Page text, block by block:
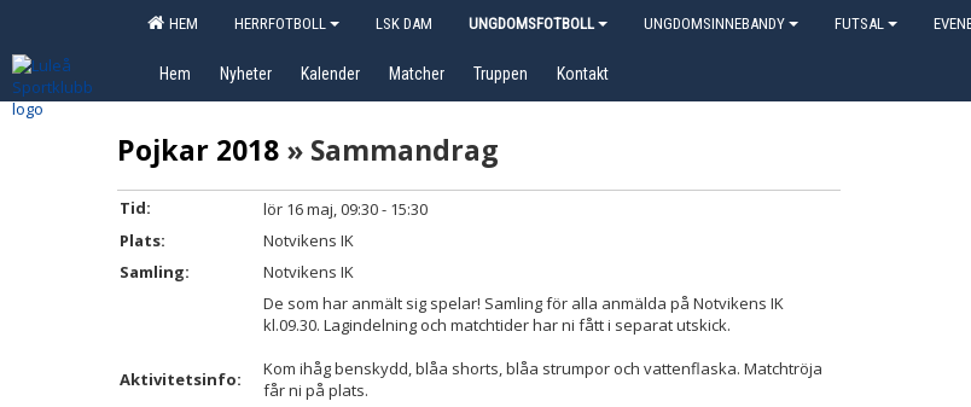
HEM HERRFOTBOLL LSK DAM UNGDOMSFOTBOLL UNGDOMSINNEBANDY FUTSAL
Hem Nyheter Kalender Matcher Truppen Kontakt
Pojkar 2018 » Sammandrag
Tid:
lör 16 maj, 09:30 - 15:30
Plats:
Notvikens IK
Samling:
Notvikens IK
Aktivitetsinfo:
De som har anmält sig spelar! Samling för alla anmälda på Notvikens IK
kl.09.30. Lagindelning och matchtider har ni fått i separat utskick.
Kom ihåg benskydd, blåa shorts, blåa strumpor och vattenflaska. Matchtröja
får ni på plats.